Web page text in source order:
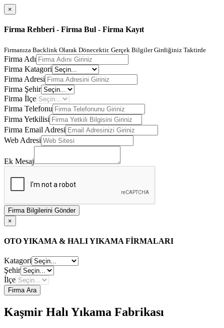
×
Firma Rehberi - Firma Bul - Firma Kayıt
Firmanıza Backlink Olarak Dönecektir. Gerçek Bilgiler Girdiğiniz Taktirde
Firma Adı
Firma Katagori
Firma Adresi
Firma Şehir
Firma İlçe
Firma Telefonu
Firma Yetkilisi
Firma Email Adresi
Web Adresi
Ek Mesaj
Firma Bilgilerini Gönder
×
OTO YIKAMA & HALI YIKAMA FİRMALARI
Katagori
Şehir
İlçe
Firma Ara
Kaşmir Halı Yıkama Fabrikası